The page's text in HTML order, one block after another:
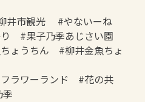
井市観光 #やないーね
#果子乃季あじさい園
ょうちん #柳井金魚ちょ
ラワーランド #花の共